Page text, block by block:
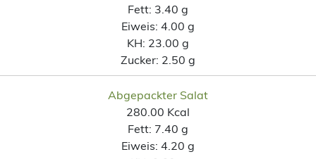
Fett: 3.40 g
Eiweis: 4.00 g
KH: 23.00 g
Zucker: 2.50 g
Abgepackter Salat
280.00 Kcal
Fett: 7.40 g
Eiweis: 4.20 g